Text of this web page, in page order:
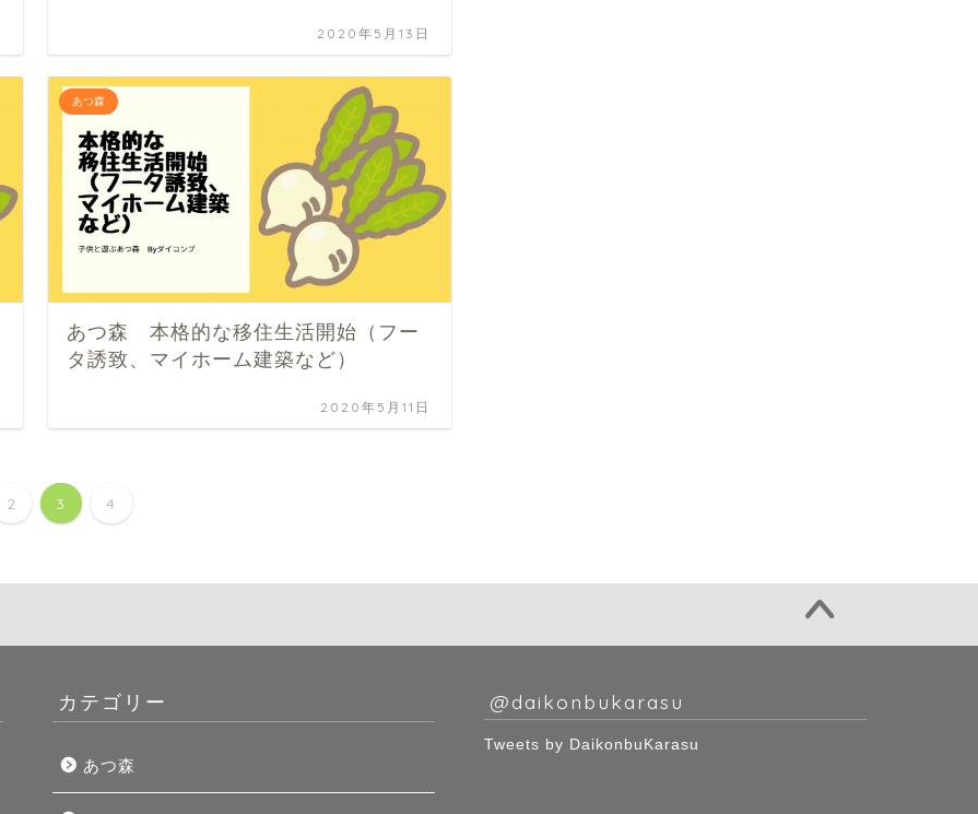
2020年5月13日
あつ森
あつ森 本格的な移住生活開始（フー
タ誘致、マイホーム建築など）
2020年5月11日
2 3 4
カテゴリー
あつ森
@daikonbukarasu
Tweets by DaikonbuKarasu